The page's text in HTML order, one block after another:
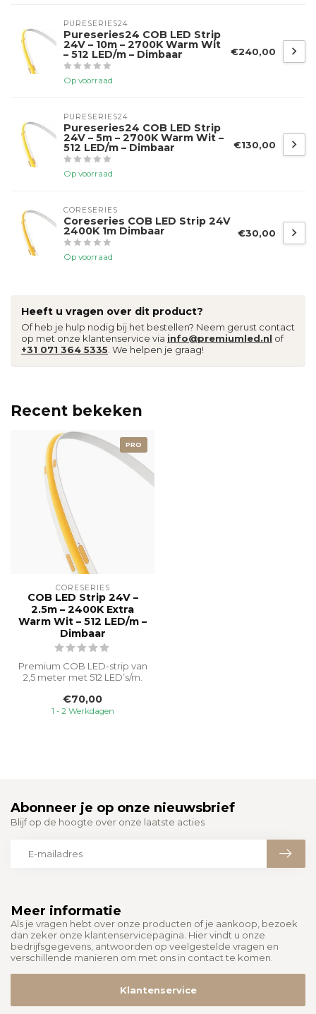
PURESERIES24
Pureseries24 COB LED Strip
24V – 10m – 2700K Warm Wit
– 512 LED/m – Dimbaar
Op voorraad
€240,00
PURESERIES24
Pureseries24 COB LED Strip
24V – 5m – 2700K Warm Wit –
512 LED/m – Dimbaar
Op voorraad
€130,00
CORESERIES
Coreseries COB LED Strip 24V
2400K 1m Dimbaar
Op voorraad
€30,00
Heeft u vragen over dit product?
Of heb je hulp nodig bij het bestellen? Neem gerust contact
op met onze klantenservice via info@premiumled.nl of
+31 071 364 5335 . We helpen je graag!
Recent bekeken
PRO
CORESERIES
COB LED Strip 24V –
2.5m – 2400K Extra
Warm Wit – 512 LED/m –
Dimbaar
Premium COB LED-strip van
2,5 meter met 512 LED’s/m.
warm...
€70,00
1 - 2 Werkdagen
Meer informatie
Als je vragen hebt over onze producten of je aankoop, bezoek
dan zeker onze klantenservicepagina. Hier vindt u onze
bedrijfsgegevens, antwoorden op veelgestelde vragen en
verschillende manieren om met ons in contact te komen.
Klantenservice
Abonneer je op onze nieuwsbrief
Blijf op de hoogte over onze laatste acties